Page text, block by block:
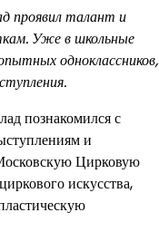
проявил талант и
Уже в школьные
одноклассников,
познакомился с
и
Цирковую
искусства,